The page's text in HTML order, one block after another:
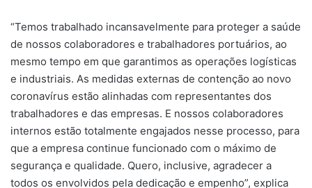
“Temos trabalhado incansavelmente para proteger a saúde
de nossos colaboradores e trabalhadores portuários, ao
mesmo tempo em que garantimos as operações logísticas
e industriais. As medidas externas de contenção ao novo
coronavírus estão alinhadas com representantes dos
trabalhadores e das empresas. E nossos colaboradores
internos estão totalmente engajados nesse processo, para
que a empresa continue funcionado com o máximo de
segurança e qualidade. Quero, inclusive, agradecer a
todos os envolvidos pela dedicação e empenho”, explica